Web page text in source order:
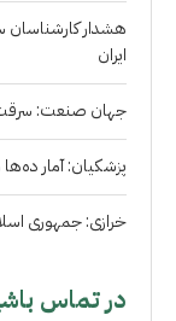
هشدار کارشناسان
ایران
جهان صنعت: سرقت
پزشکیان: آمار
خرازی: جمهوری
در تماس